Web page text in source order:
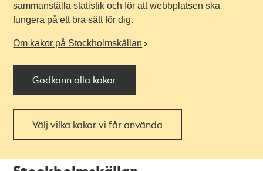
sammanställa statistik och för att webbplatsen ska
fungera på ett bra sätt för dig.
Om kakor på Stockholmskällan
Godkänn alla kakor
Välj vilka kakor vi får använda